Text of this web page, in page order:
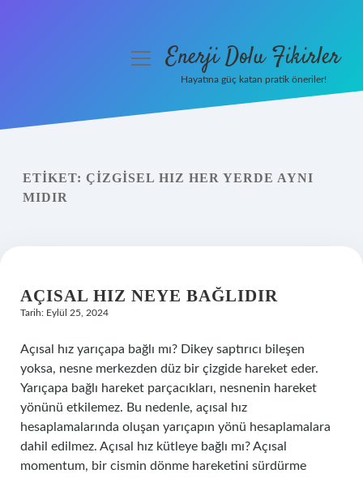
Yasal Uyarı
menüyüEnerji Dolu Fikirler
Hayatına güç katan pratik öneriler!
ETIKET: ÇIZGISEL HIZ HER YERDE AYNI
MIDIR
AÇISAL HIZ NEYE BAĞLIDIR
Tarih: Eylül 25, 2024
Açısal hız yarıçapa bağlı mı? Dikey saptırıcı bileşen
yoksa, nesne merkezden düz bir çizgide hareket eder.
Yarıçapa bağlı hareket parçacıkları, nesnenin hareket
yönünü etkilemez. Bu nedenle, açısal hız
hesaplamalarında oluşan yarıçapın yönü hesaplamalara
dahil edilmez. Açısal hız kütleye bağlı mı? Açısal
momentum, bir cismin dönme hareketini sürdürme